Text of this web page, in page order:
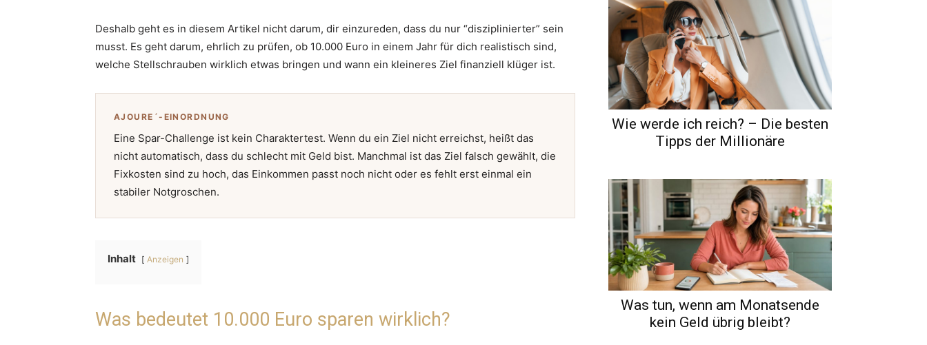
Deshalb geht es in diesem Artikel nicht darum, dir einzureden, dass du nur “disziplinierter” sein
musst. Es geht darum, ehrlich zu prüfen, ob 10.000 Euro in einem Jahr für dich realistisch sind,
welche Stellschrauben wirklich etwas bringen und wann ein kleineres Ziel finanziell klüger ist.
AJOURE´-EINORDNUNG
Eine Spar-Challenge ist kein Charaktertest. Wenn du ein Ziel nicht erreichst, heißt das
nicht automatisch, dass du schlecht mit Geld bist. Manchmal ist das Ziel falsch gewählt, die
Fixkosten sind zu hoch, das Einkommen passt noch nicht oder es fehlt erst einmal ein
stabiler Notgroschen.
Inhalt Anzeigen
Was bedeutet 10.000 Euro sparen wirklich?
Wie werde ich reich? – Die besten
Tipps der Millionäre
Was tun, wenn am Monatsende
kein Geld übrig bleibt?